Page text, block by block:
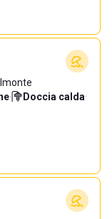
· Doccia calda·